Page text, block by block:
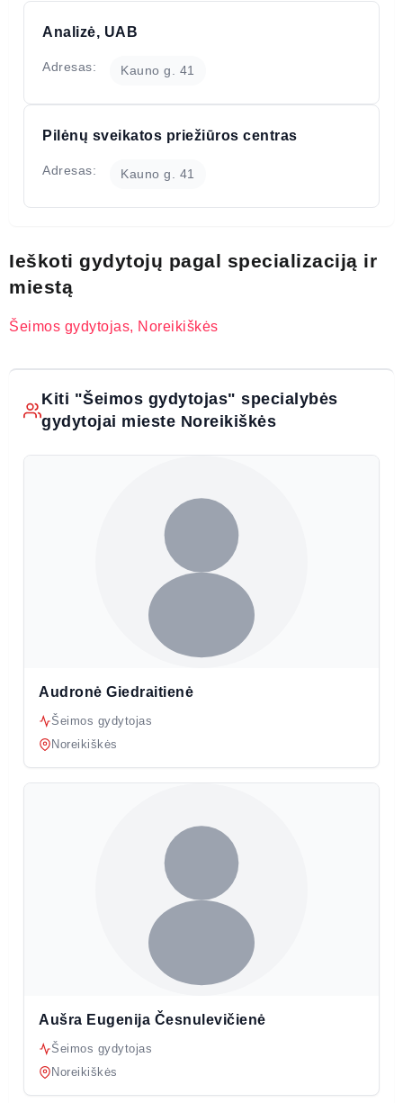
Analizė, UAB
Adresas: Kauno g. 41
Pilėnų sveikatos priežiūros centras
Adresas: Kauno g. 41
Ieškoti gydytojų pagal specializaciją ir
miestą
Šeimos gydytojas, Noreikiškės
Kiti "Šeimos gydytojas" specialybės
gydytojai mieste Noreikiškės
Audronė Giedraitienė
Šeimos gydytojas
Noreikiškės
Aušra Eugenija Česnulevičienė
Šeimos gydytojas
Noreikiškės